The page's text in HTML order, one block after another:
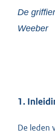
De
Weeber
1.
De leden